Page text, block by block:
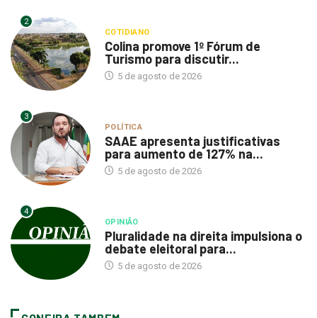
2
COTIDIANO
Colina promove 1º Fórum de
Turismo para discutir...
5 de agosto de 2026
3
POLÍTICA
SAAE apresenta justificativas
para aumento de 127% na...
5 de agosto de 2026
4
OPINIÃO
Pluralidade na direita impulsiona o
debate eleitoral para...
5 de agosto de 2026